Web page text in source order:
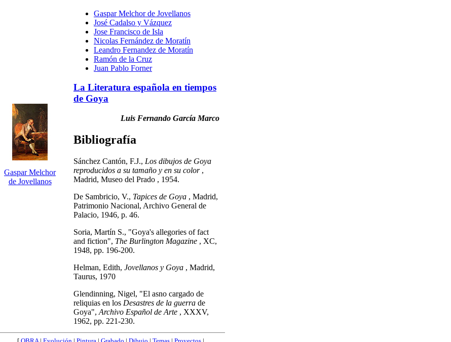
Gaspar Melchor de Jovellanos
José Cadalso y Vázquez
Jose Francisco de Isla
Nicolas Fernández de Moratín
Leandro Fernandez de Moratín
Ramón de la Cruz
Juan Pablo Forner
La Literatura española en tiempos
de Goya
Luis Fernando García Marco
Bibliografía
Sánchez Cantón, F.J., Los dibujos de Goya
reproducidos a su tamaño y en su color ,
Madrid, Museo del Prado , 1954.
De Sambricio, V., Tapices de Goya , Madrid,
Patrimonio Nacional, Archivo General de
Palacio, 1946, p. 46.
Soria, Martín S., "Goya's allegories of fact
and fiction", The Burlington Magazine , XC,
1948, pp. 196-200.
Helman, Edith, Jovellanos y Goya , Madrid,
Taurus, 1970
Glendinning, Nigel, "El asno cargado de
reliquias en los Desastres de la guerra de
Goya", Archivo Español de Arte , XXXV,
1962, pp. 221-230.
Gaspar Melchor
de Jovellanos